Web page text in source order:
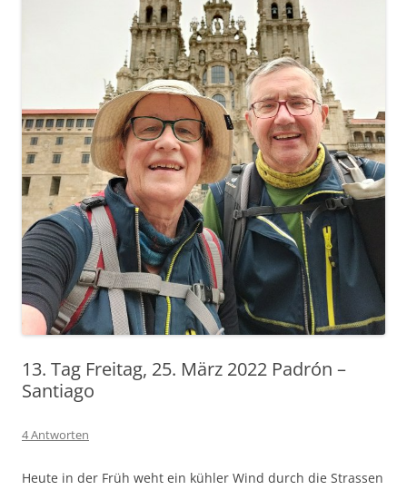
13. Tag Freitag, 25. März 2022 Padrón –
Santiago
4 Antworten
Heute in der Früh weht ein kühler Wind durch die Strassen